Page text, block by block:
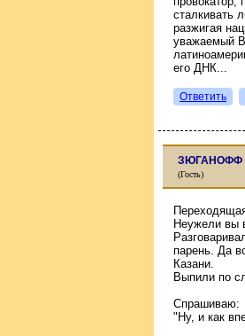
сталкивать
разжигая
уважаемый
его ДНК...
Ответить
ЗЮГАНОФФ
(Гость)
Неужели вы
парень. Да
Казани.
Выпили по
Спрашиваю:
"Ну, и как